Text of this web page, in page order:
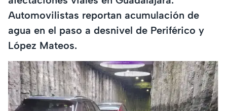
Automovilistas reportan acumulación de
agua en el paso a desnivel de Periférico y
López Mateos.